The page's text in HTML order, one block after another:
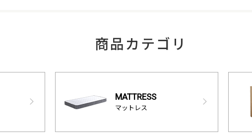
商品カテゴリ
MATTRESS
マットレス